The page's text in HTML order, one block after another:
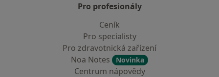
Pro profesionály
Ceník
Pro specialisty
Pro zdravotnická zařízení
Noa Notes
Novinka
Centrum nápovědy